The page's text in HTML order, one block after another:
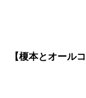
【榎本とオール